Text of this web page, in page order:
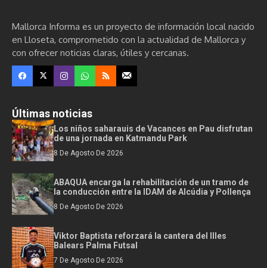
Mallorca Informa es un proyecto de información local nacido
en Lloseta, comprometido con la actualidad de Mallorca y
con ofrecer noticias claras, útiles y cercanas.
Últimas noticias
Los niños saharauis de Vacances en Pau disfrutan
de una jornada en Katmandu Park
8 De Agosto De 2026
ABAQUA encarga la rehabilitación de un tramo de
la conducción entre la IDAM de Alcúdia y Pollença
8 De Agosto De 2026
Viktor Baptista reforzará la cantera del Illes
Balears Palma Futsal
7 De Agosto De 2026